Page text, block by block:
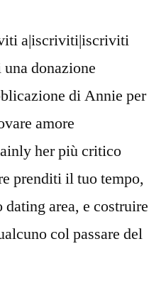
a|iscriviti|iscriviti
donazione
di Annie per
amore
her più critico
prenditi il ​​tuo tempo,
dating area, e costruire
col passare del